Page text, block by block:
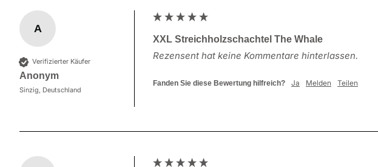
A
Verifizierter Käufer
Anonym
Sinzig, Deutschland
XXL Streichholzschachtel The Whale
Rezensent hat keine Kommentare hinterlassen.
Fanden Sie diese Bewertung hilfreich? Ja Melden Teilen